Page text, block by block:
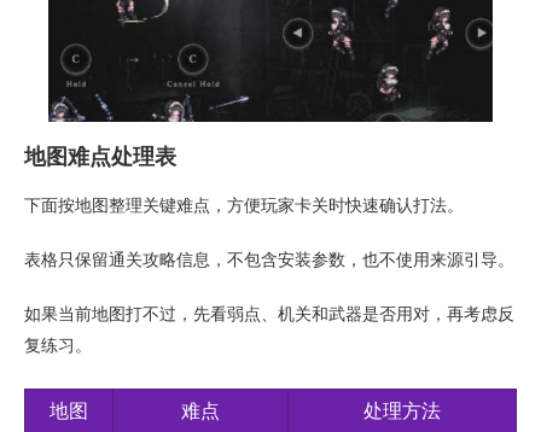
地图难点处理表
下面按地图整理关键难点，方便玩家卡关时快速确认打法。
表格只保留通关攻略信息，不包含安装参数，也不使用来源引导。
如果当前地图打不过，先看弱点、机关和武器是否用对，再考虑反
复练习。
地图 难点 处理方法